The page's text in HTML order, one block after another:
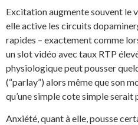
Excitation augmente souvent le
elle active les circuits
rapides – exactement comme
un slot vidéo avec taux RTP
physiologique peut pousser
(“parlay”) alors même que son
qu’une simple cote simple serait
Anxiété, quant à elle, pousse